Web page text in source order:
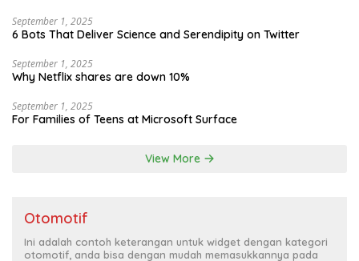
September 1, 2025
6 Bots That Deliver Science and Serendipity on Twitter
September 1, 2025
Why Netflix shares are down 10%
September 1, 2025
For Families of Teens at Microsoft Surface
View More
Otomotif
Ini adalah contoh keterangan untuk widget dengan kategori
otomotif, anda bisa dengan mudah memasukkannya pada